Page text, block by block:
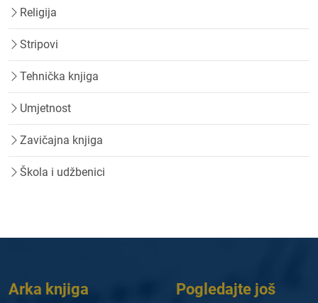
Religija
Stripovi
Tehnička knjiga
Umjetnost
Zavičajna knjiga
Škola i udžbenici
Arka knjiga Pogledajte još